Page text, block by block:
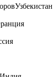
Узбекистан